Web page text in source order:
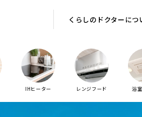
くらしのドクターにつ
IHヒーター レンジフード 浴